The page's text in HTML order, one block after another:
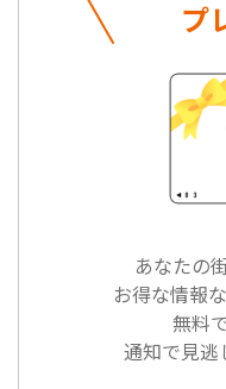
プ
あなたの
お得な情報
無料
通知で見逃